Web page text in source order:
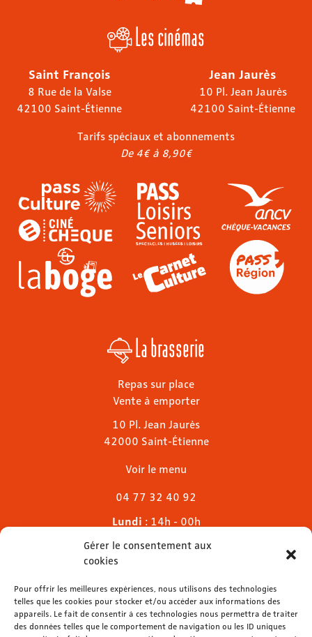
Gérer le consentement aux
cookies
Pour offrir les meilleures expériences, nous utilisons des technologies
telles que les cookies pour stocker et/ou accéder aux informations des
appareils. Le fait de consentir à ces technologies nous permettra de traiter
des données telles que le comportement de navigation ou les ID uniques
Les cinémas
Saint François
8 Rue de la Valse
42100 Saint-Étienne
Jean Jaurès
10 Pl. Jean Jaurès
42100 Saint-Étienne
Tarifs spéciaux et abonnements
De 4€ à 8,90€
La brasserie
Repas sur place
Vente à emporter
10 Pl. Jean Jaurès
42000 Saint-Étienne
Voir le menu
04 77 32 40 92
Lundi : 14h - 00h
Mardi & mercredi
Jeudi
Dimanche: 11h - 00h